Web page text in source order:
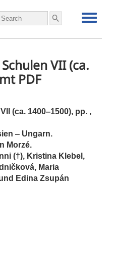
VII (ca.
PDF
(ca. 1400‒1500), pp.
‒ Ungarn.
Morzé.
(†), Kristina Klebel,
Maria
Edina Zsupán